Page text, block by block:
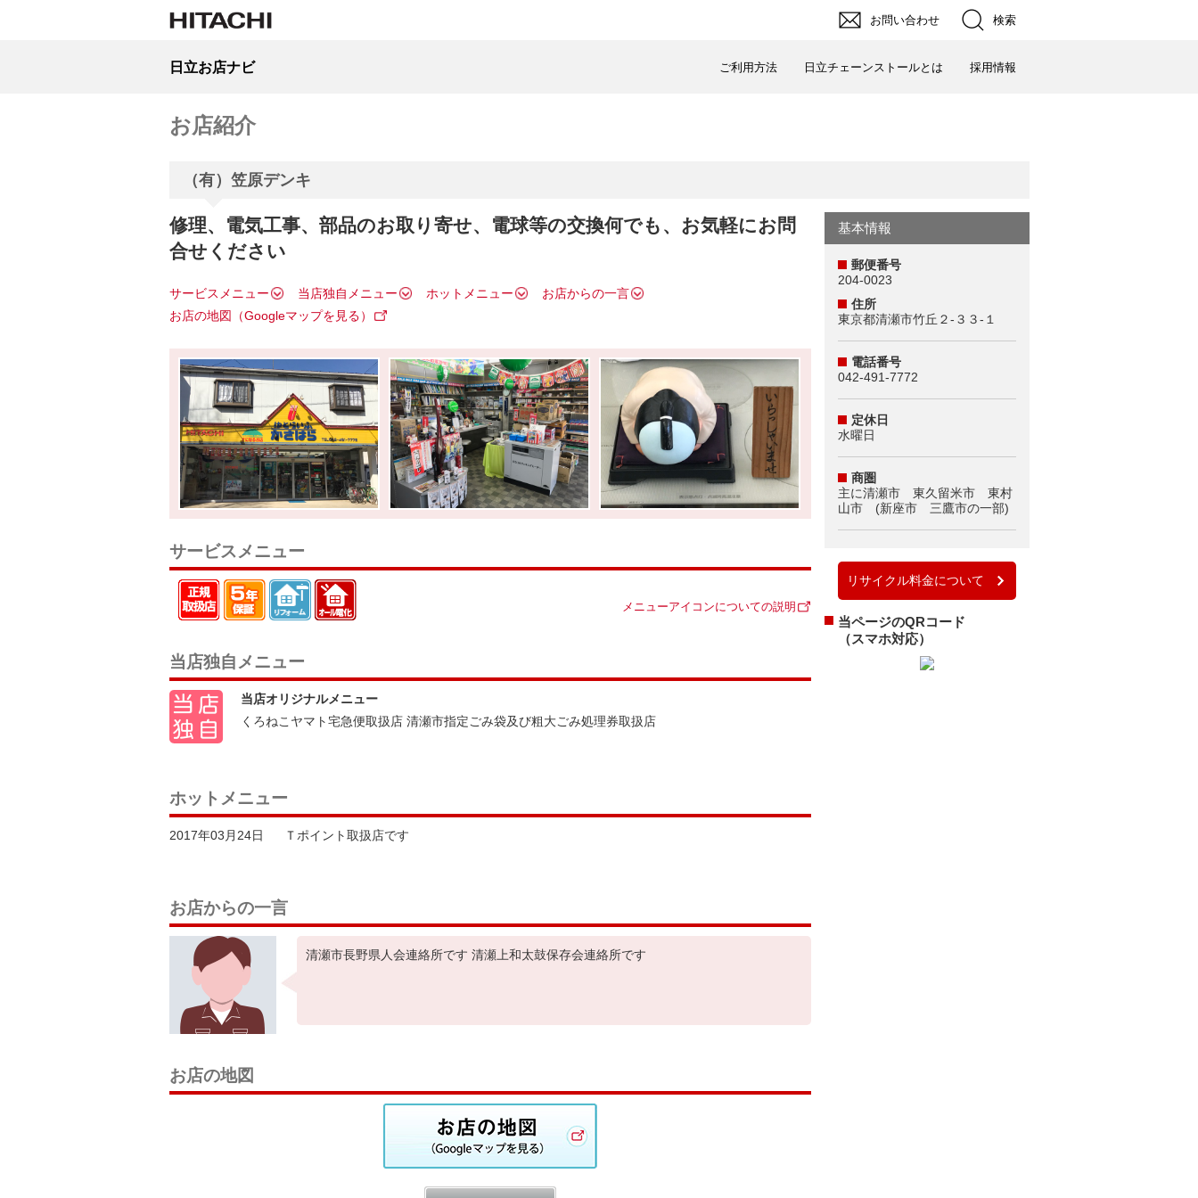
お問い合わせ 検索
日立お店ナビ ご利用方法 日立チェーンストールとは 採用情報
お店紹介
（有）笠原デンキ
修理、電気工事、部品のお取り寄せ、電球等の交換何でも、お気軽にお問
合せください
サービスメニュー 当店独自メニュー ホットメニュー
お店からの一言
お店の地図（Googleマップを見る）
サービスメニュー
メニューアイコンについての説明
当店独自メニュー
当店オリジナルメニュー
くろねこヤマト宅急便取扱店 清瀬市指定ごみ袋及び粗大ごみ処理券取扱店
ホットメニュー
2017年03月24日 Ｔポイント取扱店です
お店からの一言
清瀬市長野県人会連絡所です 清瀬上和太鼓保存会連絡所です
お店の地図
基本情報
郵便番号
204-0023
住所
東京都清瀬市竹丘２‐３３‐１
電話番号
042-491-7772
定休日
水曜日
商圏
主に清瀬市 東久留米市 東村
山市 (新座市 三鷹市の一部)
リサイクル料金について
当ページのQRコード
（スマホ対応）